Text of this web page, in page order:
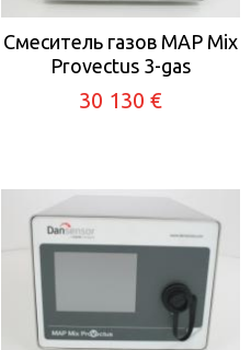
Смеситель газов MAP Mix
Provectus 3-gas
30 130 €